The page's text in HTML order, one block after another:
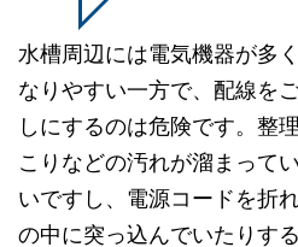
水槽周辺には電気機器が多
なりやすい一方で、配線を
しにするのは危険です。整
こりなどの汚れが溜まって
いですし、電源コードを折
の中に突っ込んでいたりす